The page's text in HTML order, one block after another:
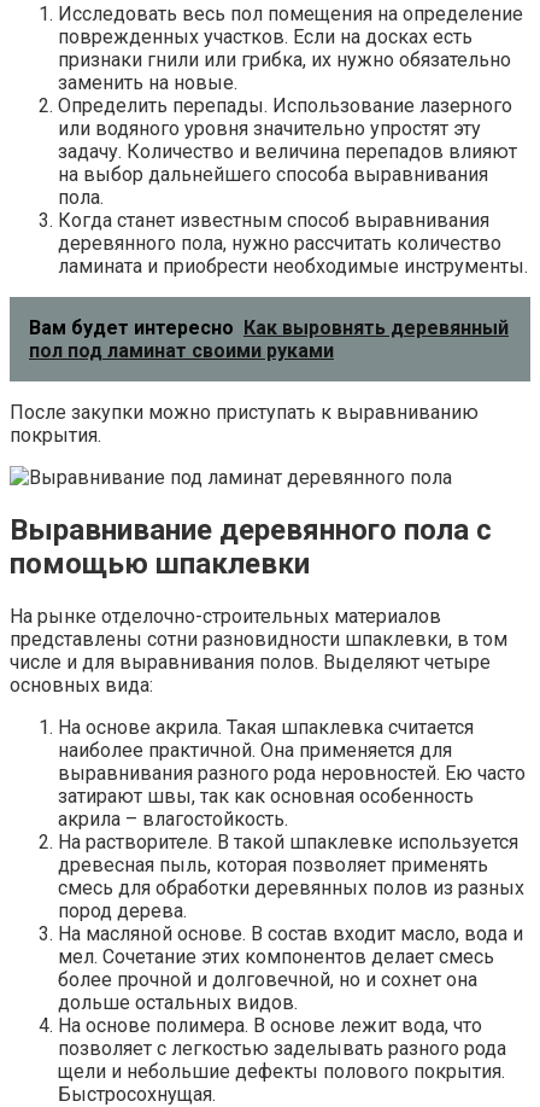
Исследовать весь пол помещения на определение
поврежденных участков. Если на досках есть
признаки гнили или грибка, их нужно обязательно
заменить на новые.
Определить перепады. Использование лазерного
или водяного уровня значительно упростят эту
задачу. Количество и величина перепадов влияют
на выбор дальнейшего способа выравнивания
пола.
Когда станет известным способ выравнивания
деревянного пола, нужно рассчитать количество
ламината и приобрести необходимые инструменты.
Вам будет интересно Как выровнять деревянный
пол под ламинат своими руками
После закупки можно приступать к выравниванию
покрытия.
Выравнивание деревянного пола с
помощью шпаклевки
На рынке отделочно-строительных материалов
представлены сотни разновидности шпаклевки, в том
числе и для выравнивания полов. Выделяют четыре
основных вида:
На основе акрила. Такая шпаклевка считается
наиболее практичной. Она применяется для
выравнивания разного рода неровностей. Ею часто
затирают швы, так как основная особенность
акрила – влагостойкость.
На растворителе. В такой шпаклевке используется
древесная пыль, которая позволяет применять
смесь для обработки деревянных полов из разных
пород дерева.
На масляной основе. В состав входит масло, вода и
мел. Сочетание этих компонентов делает смесь
более прочной и долговечной, но и сохнет она
дольше остальных видов.
На основе полимера. В основе лежит вода, что
позволяет с легкостью заделывать разного рода
щели и небольшие дефекты полового покрытия.
Быстросохнущая.